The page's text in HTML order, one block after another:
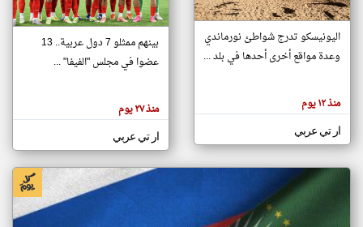
تغيير الدولة
اخبار جزر القمر على مدار الساعة
أهم اخبار جزر القمر العاجلة والمباشرة
هنا عن
وجهة
كاتبيها.
اليونيسكو تدرج شواطئ نورماندي
وعدة مواقع أخرى أحدها في بلد ...
منذ ١٢ يوم
ار تي عربي
بينهم ممثلو 7 دول عربية.. 13
عضوا في مجلس "الفيفا" ...
منذ ٢٧ يوم
ار تي عربي
klyoum.com